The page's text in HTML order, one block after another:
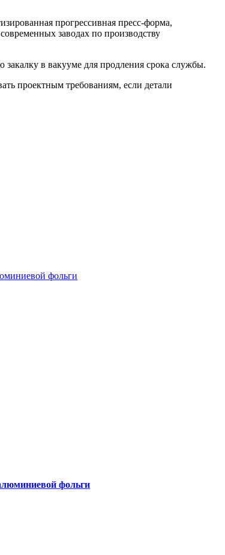
прогрессивная пресс-форма,
заводах по производству
в вакууме для продления срока службы.
проектным требованиям, если детали
фольги
фольги